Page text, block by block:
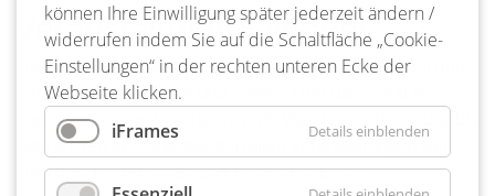
Veranstaltungskalender
Hier ist ja richtig was los! Ja, die Bienenbütteler lieben ihre
Veranstaltungen, Feste und Events. Und das merkt man
auch, wenn man daran teilnimmt. Von der Vorbereitung bis
zum letzten Kehraus steckt in allen Veranstaltungen viel
Herzblut, Leidenschaft und Liebe zum Detail.
können Ihre Einwilligung später jederzeit ändern /
widerrufen indem Sie auf die Schaltfläche „Cookie-
Einstellungen“ in der rechten unteren Ecke der
Webseite klicken.
iFrames
Details einblenden